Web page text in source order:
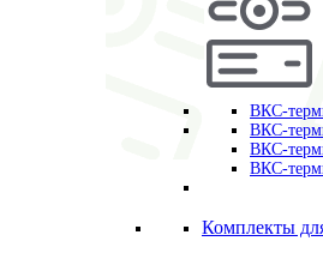
ВКС-
ВКС-
ВКС-
ВКС-
Комплекты